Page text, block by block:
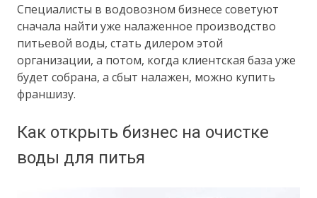
Специалисты в водовозном бизнесе советуют
сначала найти уже налаженное производство
питьевой воды, стать дилером этой
организации, а потом, когда клиентская база уже
будет собрана, а сбыт налажен, можно купить
франшизу.
Как открыть бизнес на очистке
воды для питья